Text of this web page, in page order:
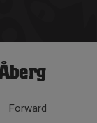
Forward